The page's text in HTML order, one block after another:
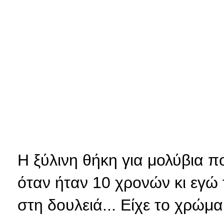
Η ξύλινη θήκη για μολύβια
όταν ήταν 10 χρονών κι
στη δουλειά... Είχε το